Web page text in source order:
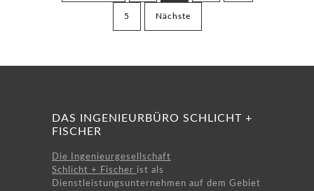
5 Nächste
DAS INGENIEURBÜRO SCHLICHT +
FISCHER
Die Ingenieurgesellschaft
Schlicht + Fischer ist als
Dienstleistungsunternehmen auf dem Gebiet